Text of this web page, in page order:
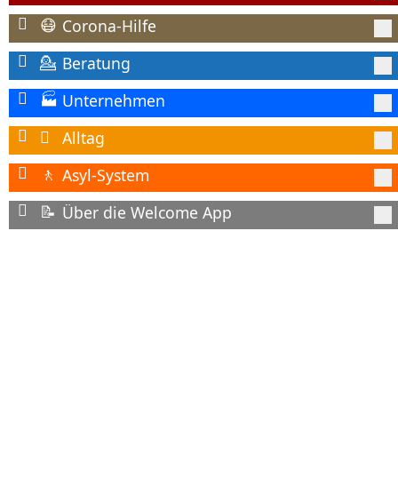
😷 Corona-Hilfe
💁 Beratung
🏭 Unternehmen
 Alltag
🚶 Asyl-System
📝 Über die Welcome App